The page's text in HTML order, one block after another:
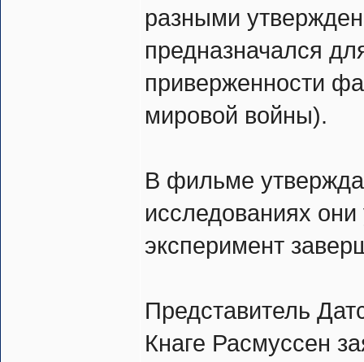
разными
предназначался
приверженности
мировой войны).
В фильме
исследованиях
эксперимент
Представитель
Кнаге Расмуссен